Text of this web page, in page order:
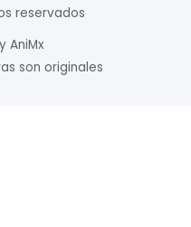
reservados
AniMx
son originales